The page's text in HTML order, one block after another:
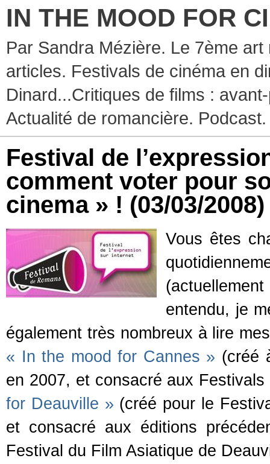
IN THE MOOD FOR
Par Sandra Mézière. Le 7ème
articles. Festivals de cinéma en
Dinard...Critiques de films :
Actualité de romancière. Podcast.
Festival de
comment voter pour
cinema » ! (03/03/2008)
Vous êtes
entendu, je
également très nombreux à lire
« In the mood for Cannes » (créé
en 2007, et consacré aux
for Deauville » (créé pour le
et consacré aux éditions
Festival du Film Asiatique de